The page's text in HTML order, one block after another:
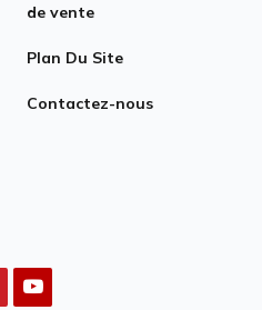
de vente
Plan Du Site
Contactez-nous